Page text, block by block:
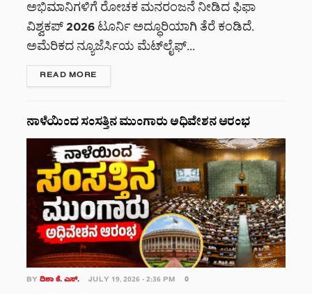
ಅಭಿಮಾನಿಗಳಿಗೆ ರೋಚಕ ಮನರಂಜನೆ ನೀಡಿದ ಫಿಫಾ
ವಿಶ್ವಕಪ್ 2026 ಟೂರ್ನಿ ಅದ್ಧೂರಿಯಾಗಿ ತೆರೆ ಕಂಡಿದೆ.
ಅಮೆರಿಕದ ನ್ಯೂಜೆರ್ಸಿಯ ಮೆಟ್‌ಲೈಫ್...
READ MORE
ನಾಳೆಯಿಂದ ಸಂಸತ್ತಿನ ಮುಂಗಾರು ಅಧಿವೇಶನ ಆರಂಭ
BY ದಿಶಾ ಕೆ. ಎಸ್. JULY 19, 2026 - 2:36 PM 0